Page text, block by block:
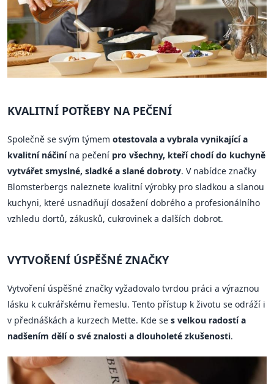
KVALITNÍ POTŘEBY NA PEČENÍ
Společně se svým týmem otestovala a vybrala vynikající a
kvalitní náčinína pečení pro všechny, kteří chodí do kuchyně
vytvářet smyslné, sladké a slané dobroty. V nabídce značky
Blomsterbergs naleznete kvalitní výrobky pro sladkou a slanou
kuchyni, které usnadňují dosažení dobrého a profesionálního
vzhledu dortů, zákusků, cukrovinek a dalších dobrot.
VYTVOŘENÍ ÚSPĚŠNÉ ZNAČKY
Vytvoření úspěšné značky vyžadovalo tvrdou práci a výraznou
lásku k cukrářskému řemeslu. Tento přístup k životu se odráží i
v přednáškách a kurzech Mette. Kde se s velkou radostí a
nadšením dělí o své znalosti a dlouholeté zkušenosti.